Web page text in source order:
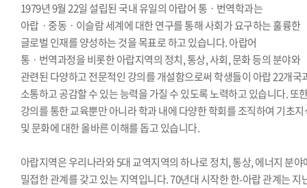
1979년 9월 22일 설립된 국내 유일의 아랍어 통ㆍ번역학과는
아랍ㆍ중동ㆍ이슬람 세계에 대한 연구를 통해 사회가 요구하는 훌륭한
글로벌 인재를 양성하는 것을 목표로 하고 있습니다. 아랍어
통ㆍ번역과정을 비롯한 아랍지역의 정치, 통상, 사회, 문화 등의 분야와
관련된 다양하고 전문적인 강의를 개설함으로써 학생들이 아랍 22개국
소통하고 공감할 수 있는 능력을 가질 수 있도록 노력하고 있습니다. 또
강의를 통한 교육뿐만 아니라 학과 내에 다양한 학회를 조직하여 기초
및 문화에 대한 올바른 이해를 돕고 있습니다.
아랍지역은 우리나라와 5대 교역지역의 하나로 정치, 통상, 에너지 분야
밀접한 관계를 갖고 있는 지역입니다. 70년대 시작한 한-아랍 관계는 지